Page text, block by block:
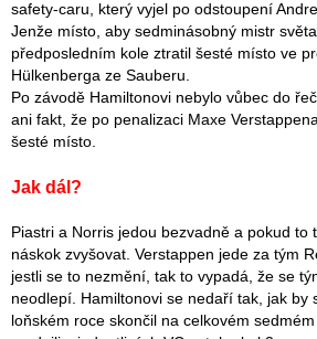
safety-caru, který vyjel po odstoupení
Jenže místo, aby sedminásobný mistr
předposledním kole ztratil šesté místo ve
Hülkenberga ze Sauberu.
Po závodě Hamiltonovi nebylo vůbec do
ani fakt, že po penalizaci Maxe
šesté místo.
Jak dál?
Piastri a Norris jedou bezvadně a pokud to
náskok zvyšovat. Verstappen jede za tým
jestli se to nezmění, tak to vypadá, že se
neodlepí. Hamiltonovi se nedaří tak, jak by
loňském roce skončil na celkovém